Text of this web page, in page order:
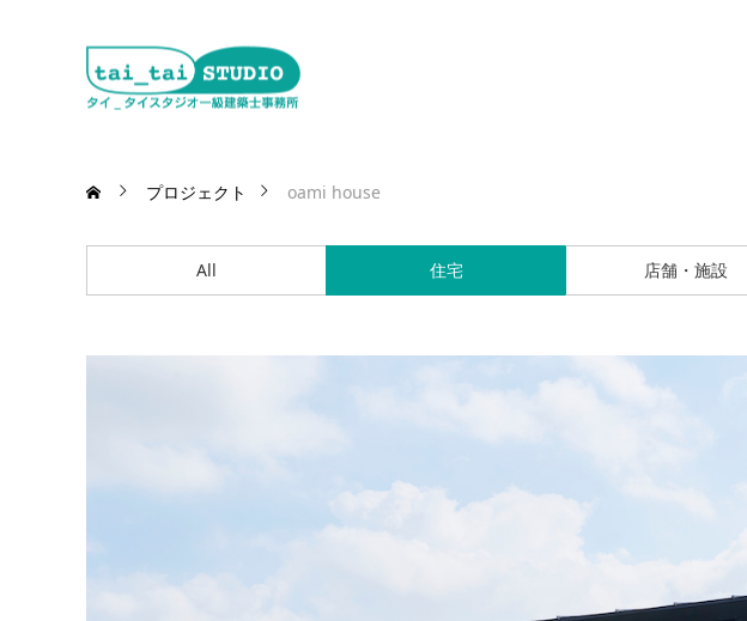
プロジェクト oami house
All 住宅 店舗・施設